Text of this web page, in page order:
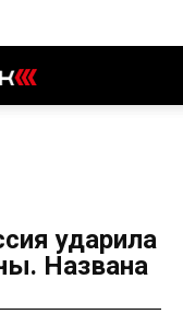
ударила
Названа